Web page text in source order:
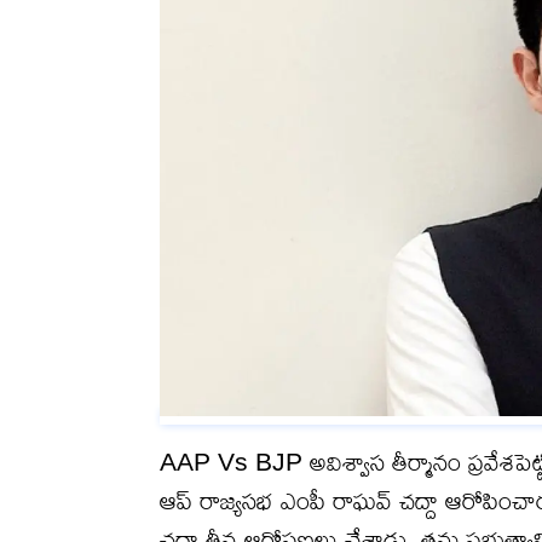
AAP Vs BJP అవిశ్వాస తీర్మానం
ఆప్ రాజ్యసభ ఎంపీ రాఘవ్ చద్దా